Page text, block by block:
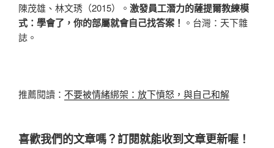
陳茂雄、林文琇（2015）。 激發員工潛力的薩提爾教練模
式：學會了，你的部屬就會自己找答案！ 。台灣：天下雜
誌。
推薦閱讀： 不要被情緒綁架：放下憤怒，與自己和解
喜歡我們的文章嗎？訂閱就能收到文章更新喔！